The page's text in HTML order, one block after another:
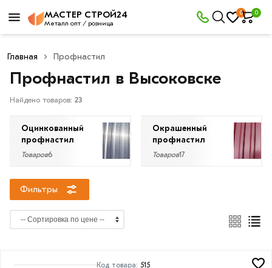
МАСТЕР СТРОЙ24
Металл опт / розница
0 0
Главная Профнастил
Профнастил в Высоковске
Найдено товаров: 23
Оцинкованный
профнастил
Товаров6
Окрашенный
профнастил
Товаров17
Фильтры
Фильтры
×
Со
скидкой
Цена
руб.
Код товара: 515